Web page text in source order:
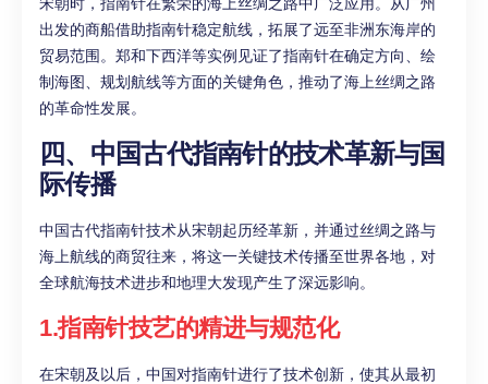
出发的商船借助指南针稳定航线，拓展了远至非洲东海岸的
贸易范围。郑和下西洋等实例见证了指南针在确定方向、绘
制海图、规划航线等方面的关键角色，推动了海上丝绸之路
的革命性发展。
四、中国古代指南针的技术革新与国
际传播
中国古代指南针技术从宋朝起历经革新，并通过丝绸之路与
海上航线的商贸往来，将这一关键技术传播至世界各地，对
全球航海技术进步和地理大发现产生了深远影响。
1.指南针技艺的精进与规范化
在宋朝及以后，中国对指南针进行了技术创新，使其从最初